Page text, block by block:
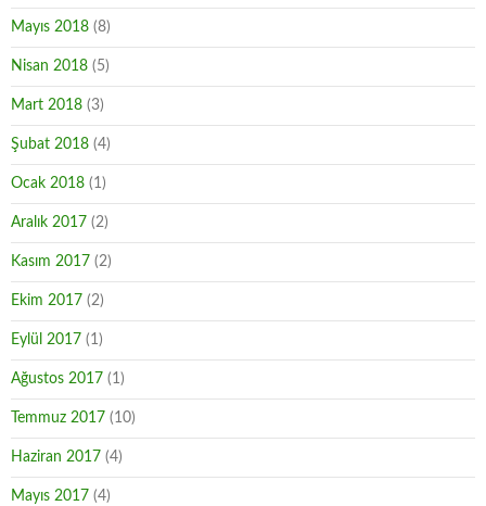
Mayıs 2018 (8)
Nisan 2018 (5)
Mart 2018 (3)
Şubat 2018 (4)
Ocak 2018 (1)
Aralık 2017 (2)
Kasım 2017 (2)
Ekim 2017 (2)
Eylül 2017 (1)
Ağustos 2017 (1)
Temmuz 2017 (10)
Haziran 2017 (4)
Mayıs 2017 (4)